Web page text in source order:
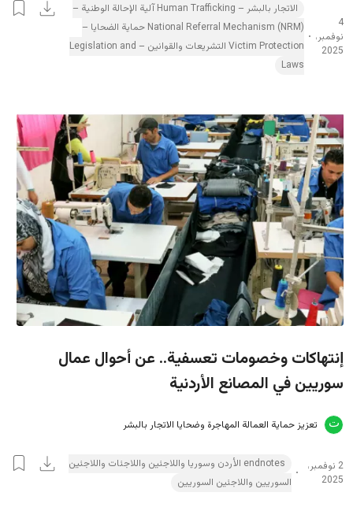
4
نوفمبر،
2025
الاتجار بالبشر – Human Trafficking آلية الإحالة الوطنية –
National Referral Mechanism (NRM) حماية الضحايا –
Victim Protection التشريعات والقوانين – Legislation and
Laws
إنتهاكات وخصومات تعسفية.. عن أحوال عمال
سوريين في المصانع الأردنية
تعزيز حماية العمالة المهاجرة وضحايا الاتجار بالبشر
2 نوفمبر،
2025
endnotes الأردن وسوريا واللاجئين واللاجئات واللاجئين
السوريين واللاجئين السوريين